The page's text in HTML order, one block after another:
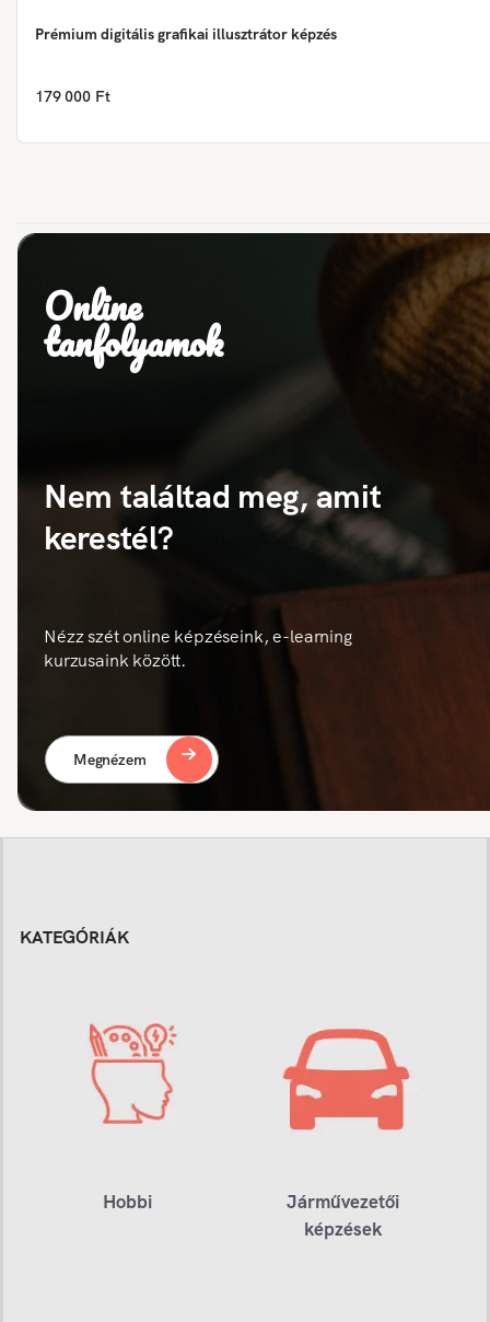
Prémium digitális grafikai illusztrátor képzés
179 000 Ft
Online
tanfolyamok
Nem találtad meg, amit
kerestél?
Nézz szét online képzéseink, e-learning
kurzusaink között.
Megnézem
KATEGÓRIÁK
Hobbi
Járművezetői
képzések